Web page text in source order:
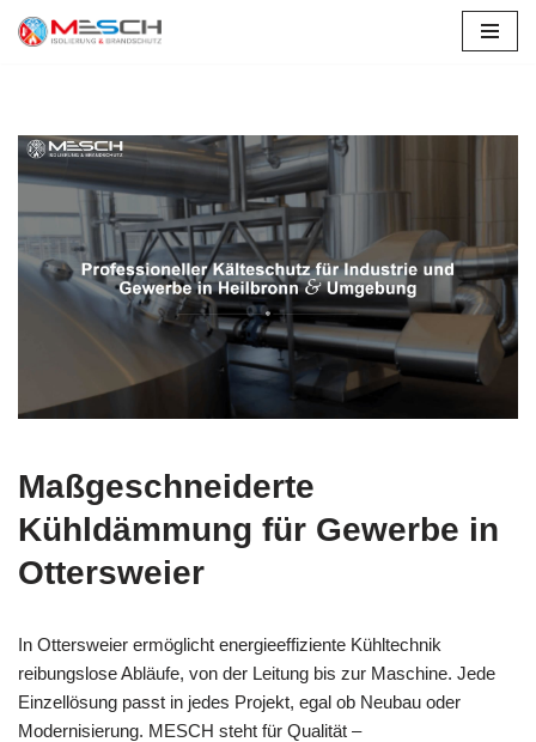
Maßgeschneiderte
Kühldämmung für Gewerbe in
Ottersweier
In Ottersweier ermöglicht energieeffiziente Kühltechnik
reibungslose Abläufe, von der Leitung bis zur Maschine. Jede
Einzellösung passt in jedes Projekt, egal ob Neubau oder
Modernisierung. MESCH steht für Qualität –